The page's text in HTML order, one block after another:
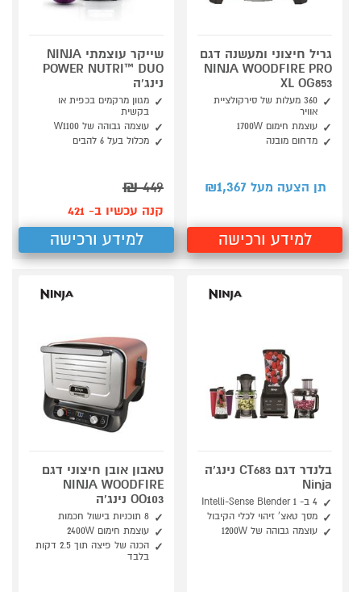
גריל חיצוני ומעשנה דגם
NINJA WOODFIRE PRO
XL OG853
360 מעלות של סירקולציית
אוויר
עוצמת חימום 1700W
מדחום מובנה
תן הצעה מעל ₪ 1,367
למידע ורכישה
שייקר עוצמתי NINJA
POWER NUTRI™ DUO
נינג'ה
מגוון מרקמים בכפית או
בקשית
עוצמה גבוהה של W1100
מכלול בעל 6 להבים
449
₪
קנה עכשיו ב- 421
למידע ורכישה
בלנדר דגם CT683 נינג'ה
Ninja
4 ב- 1 Intelli-Sense Blender
מסך טאצ' זיהוי לכלי הקיבול
עוצמה גבוהה של 1200W
טאבון אובן חיצוני דגם
NINJA WOODFIRE
OO103 נינג'ה
8 תוכניות בישול חכמות
עוצמת חימום 2400W
הכנה של פיצה תוך 2.5 דקות
בלבד